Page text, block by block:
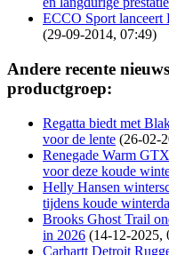
ECCO Sport lanceert
(29-09-2014, 07:49)
Andere recente
productgroep:
Regatta biedt met
voor de lente (26-02-
Renegade Warm
voor deze koude
Helly Hansen
tijdens koude
Brooks Ghost Trail
in 2026 (14-12-2025,
Carhartt Detroit